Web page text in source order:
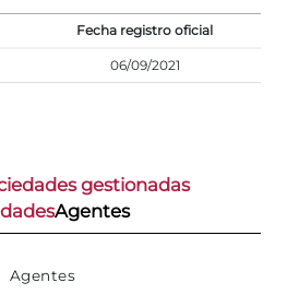
Fecha registro oficial
06/09/2021
gestionadas
Agentes
Agentes